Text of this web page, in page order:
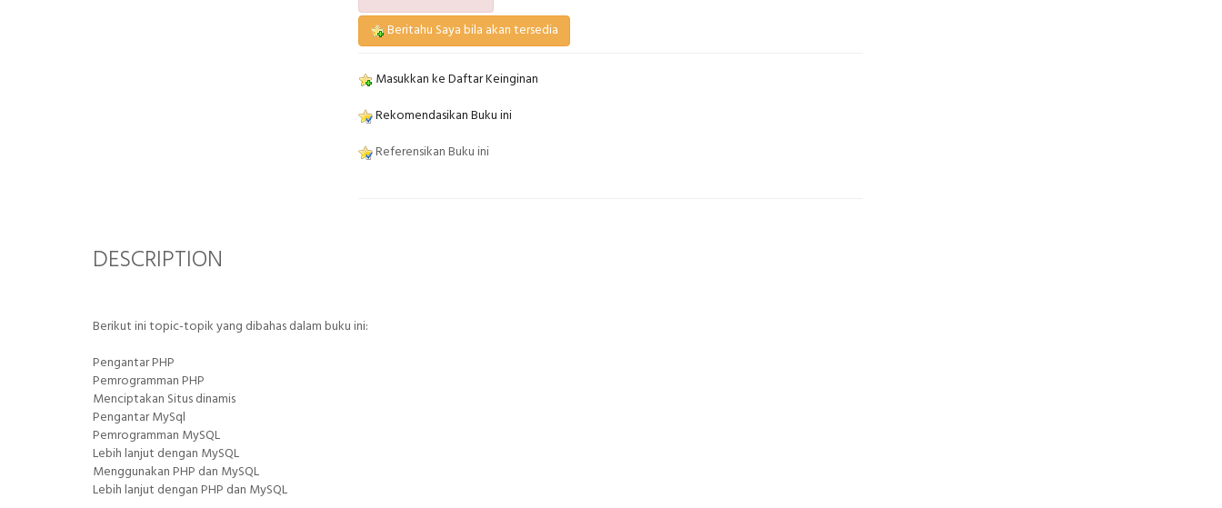
Beritahu Saya bila akan tersedia
Masukkan ke Daftar Keinginan
Rekomendasikan Buku ini
Referensikan Buku ini
DESCRIPTION
Berikut ini topic-topik yang dibahas dalam buku ini:
Pengantar PHP
Pemrogramman PHP
Menciptakan Situs dinamis
Pengantar MySql
Pemrogramman MySQL
Lebih lanjut dengan MySQL
Menggunakan PHP dan MySQL
Lebih lanjut dengan PHP dan MySQL